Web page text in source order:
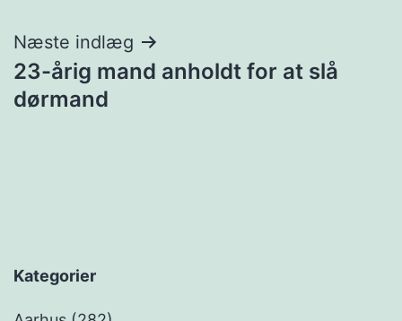
Næste indlæg
23-årig mand anholdt for at slå
dørmand
Kategorier